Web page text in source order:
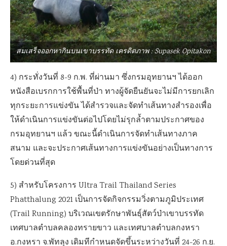
สมเสร็จออกหากินบนเขาบรรทัด เครดิตภาพ : Supasek Opitakon
4) กระทั่งวันที่ 8-9 ก.พ. ที่ผ่านมา ซึ่งกรมอุทยานฯ ได้ออก
หนังสือเบรกการใช้พื้นที่ป่า ทางผู้จัดยืนยันจะไม่มีการยกเลิก
ทุกระยะการแข่งขัน ได้สำรวจและจัดทำเส้นทางสำรองเพื่อ
ให้ดำเนินการแข่งขันต่อไปโดยไม่รุกล้ำตามประกาศของ
กรมอุทยานฯ แล้ว ขณะนี้ดำเนินการจัดทำเส้นทางภาค
สนาม และจะประกาศเส้นทางการแข่งขันอย่างเป็นทางการ
โดยด่วนที่สุด
5) สำหรับโครงการ Ultra Trail Thailand Series
Phatthalung 2021 เป็นการจัดกิจกรรมวิ่งตามภูมิประเทศ
(Trail Running) บริเวณเขตรักษาพันธุ์สัตว์ป่าเขาบรรทัด
เทศบาลตำบลคลองทรายขาว และเทศบาลตำบลกงหรา
อ.กงหรา จ.พัทลุง เดิมทีกำหนดจัดขึ้นระหว่างวันที่ 24-26 ก.ย.